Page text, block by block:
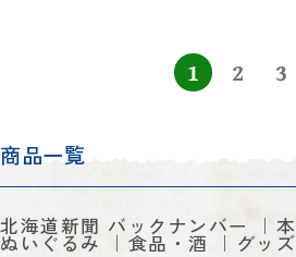
1 2 3
商品一覧
北海道新聞 バックナンバー 本
ぬいぐるみ 食品・酒 グッズ